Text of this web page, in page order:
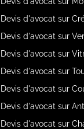
Devis d'avocat sur
Devis d'avocat sur
Devis d'avocat sur
Devis d'avocat sur
Devis d'avocat sur
Devis d'avocat sur
Devis d'avocat sur